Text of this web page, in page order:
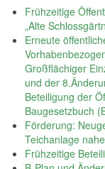
Frühzeitige
„Alte
Erneute
Großflächiger
und der
Beteiligung der
Baugesetzbuch
Förderung:
Teichanlage
Frühzeitige